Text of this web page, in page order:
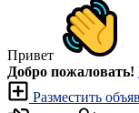
Привет
Добро пожаловать!
Разместить